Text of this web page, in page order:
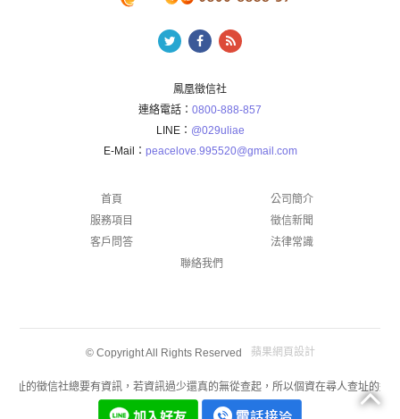
鳳凰徵信社
連絡電話： 0800-888-857
LINE： @029uliae
E-Mail： peacelove.995520@gmail.com
首頁
公司簡介
服務項目
徵信新聞
客戶問答
法律常識
聯絡我們
© Copyright All Rights Reserved 蘋果網頁設計
址的徵信社總要有資訊，若資訊過少還真的無從查起，所以個資在尋人查址的過